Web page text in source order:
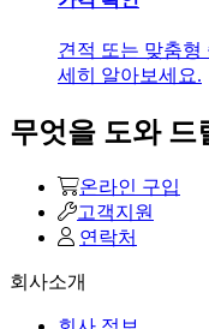
견적 또는 맞춤형
세히 알아보세요.
무엇을 도와 드
온라인 구입
고객지원
연락처
회사소개